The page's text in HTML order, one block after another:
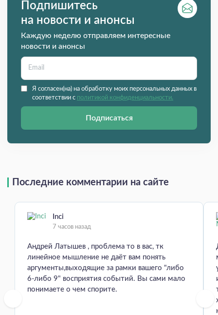
Подпишитесь
на новости и анонсы
Каждую неделю отправляем интересные
новости и анонсы
Я согласен(на) на обработку моих персональных данных в
соответствии с политикой конфиденциальности.
Подписаться
Последние комментарии на сайте
Inci
7 часов назад
Андрей Латышев , проблема то в вас, тк
линейное мышление не даёт вам понять
аргументы,выходящие за рамки вашего "либо
6-либо 9" восприятия событий. Вы сами мало
понимаете о чем спорите.